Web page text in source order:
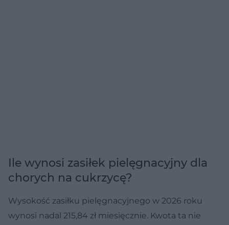
Ile wynosi zasiłek pielęgnacyjny dla
chorych na cukrzycę?
Wysokość zasiłku pielęgnacyjnego w 2026 roku
wynosi nadal 215,84 zł miesięcznie. Kwota ta nie